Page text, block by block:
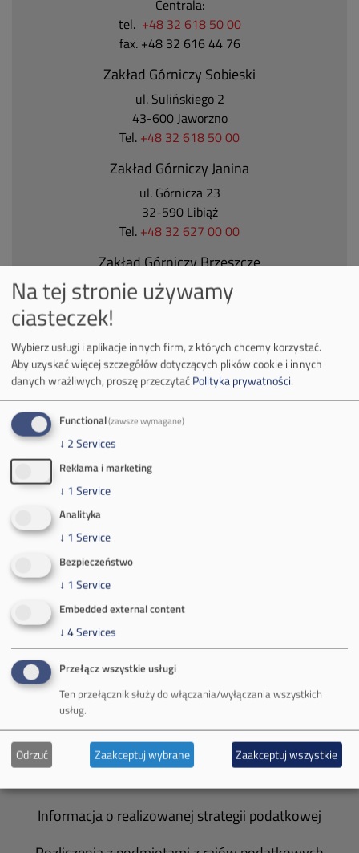
Centrala:
tel. +48 32 618 50 00
fax. +48 32 616 44 76
Zakład Górniczy Sobieski
ul. Sulińskiego 2
43-600 Jaworzno
Tel. +48 32 618 50 00
Zakład Górniczy Janina
ul. Górnicza 23
32-590 Libiąż
Tel. +48 32 627 00 00
Zakład Górniczy Brzeszcze
ul.Kościuszki 1
32-620 Brzeszcze
Kontakt dla mediów:
media@pkw-sa.pl
+48 32 618 56 02
(poniedziałek-piątek 7:00-15:00)
Spółka Południowy Koncern Węglowy
Zakład Górniczy Brzeszcze
Zakład Górniczy Janina
Zakład Górniczy Sobieski
Informacja o realizowanej strategii podatkowej
Na tej stronie używamy
ciasteczek!
Wybierz usługi i aplikacje innych firm, z których chcemy korzystać.
Aby uzyskać więcej szczegółów dotyczących plików cookie i innych
danych wrażliwych, proszę przeczytaćPolityka prywatności.
Functional(zawsze wymagane)
↓ 2Services
Reklama i marketing
↓ 1 Service
Analityka
↓ 1 Service
Bezpieczeństwo
↓ 1 Service
Embedded external content
↓ 4Services
Przełącz wszystkie usługi
Ten przełącznik służy do włączania/wyłączania wszystkich
usług.
Odrzuć Zaakceptuj wybrane Zaakceptuj wszystkie